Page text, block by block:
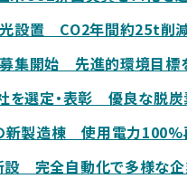
光設置 CO2年間約25t削
募集開始 先進的環境目標
を選定・表彰 優良な脱
新製造棟 使用電力100%
設 完全自動化で多様な